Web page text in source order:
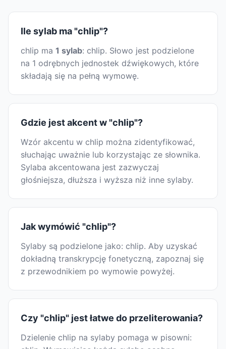
Ile sylab ma "chlip"?
chlip ma 1 sylab: chlip. Słowo jest podzielone
na 1 odrębnych jednostek dźwiękowych, które
składają się na pełną wymowę.
Gdzie jest akcent w "chlip"?
Wzór akcentu w chlip można zidentyfikować,
słuchając uważnie lub korzystając ze słownika.
Sylaba akcentowana jest zazwyczaj
głośniejsza, dłuższa i wyższa niż inne sylaby.
Jak wymówić "chlip"?
Sylaby są podzielone jako: chlip. Aby uzyskać
dokładną transkrypcję fonetyczną, zapoznaj się
z przewodnikiem po wymowie powyżej.
Czy "chlip" jest łatwe do przeliterowania?
Dzielenie chlip na sylaby pomaga w pisowni: